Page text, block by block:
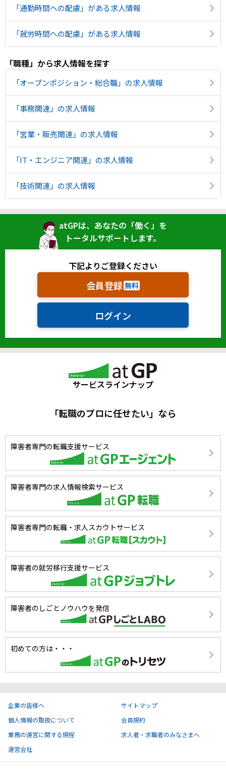
「通勤時間への配慮」がある求人情報
「就労時間への配慮」がある求人情報
「職種」から求人情報を探す
「オープンポジション・総合職」の求人情報
「事務関連」の求人情報
「営業・販売関連」の求人情報
「IT・エンジニア関連」の求人情報
「技術関連」の求人情報
atGPは、あなたの「働く」を
トータルサポートします。
下記よりご登録ください
会員登録 無料
ログイン
サービスラインナップ
「転職のプロに任せたい」なら
障害者専門の転職支援サービス
障害者専門の求人情報検索サービス
障害者専門の転職・求人スカウトサービス
障害者の就労移行支援サービス
障害者のしごとノウハウを発信
初めての方は・・・
企業の皆様へ
サイトマップ
個人情報の取扱について
会員規約
業務の運営に関する規程
求人者・求職者のみなさまへ
運営会社